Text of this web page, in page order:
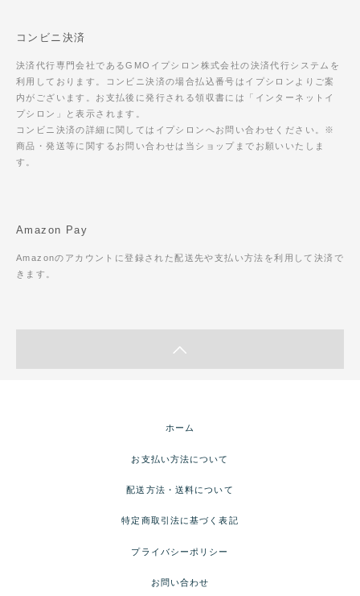
コンビニ決済
決済代行専門会社であるGMOイプシロン株式会社の決済代行システムを
利用しております。コンビニ決済の場合払込番号はイプシロンよりご案
内がございます。お支払後に発行される領収書には「インターネットイ
プシロン」と表示されます。
コンビニ決済の詳細に関してはイプシロンへお問い合わせください。※
商品・発送等に関するお問い合わせは当ショップまでお願いいたしま
す。
Amazon Pay
Amazonのアカウントに登録された配送先や支払い方法を利用して決済で
きます。
ホーム
お支払い方法について
配送方法・送料について
特定商取引法に基づく表記
プライバシーポリシー
お問い合わせ